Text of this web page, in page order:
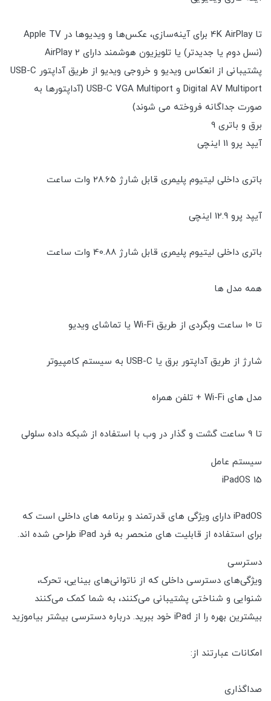
تا 4K AirPlay برای آینه‌سازی، عکس‌ها و ویدیوها در Apple TV
(نسل دوم یا جدیدتر) یا تلویزیون هوشمند دارای AirPlay 2
پشتیبانی از انعکاس ویدیو و خروجی ویدیو از طریق آداپتور USB-C
Digital AV Multiport و USB-C VGA Multiport (آداپتورها به
صورت جداگانه فروخته می شوند)
برق و باتری 9
آیپد پرو 11 اینچی
باتری داخلی لیتیوم پلیمری قابل شارژ 28.65 وات ساعت
آیپد پرو 12.9 اینچی
باتری داخلی لیتیوم پلیمری قابل شارژ 40.88 وات ساعت
همه مدل ها
تا 10 ساعت وبگردی از طریق Wi-Fi یا تماشای ویدیو
شارژ از طریق آداپتور برق یا USB-C به سیستم کامپیوتر
مدل های Wi-Fi + تلفن همراه
تا 9 ساعت گشت و گذار در وب با استفاده از شبکه داده سلولی
سیستم عامل
iPadOS 15
iPadOS دارای ویژگی های قدرتمند و برنامه های داخلی است که
برای استفاده از قابلیت های منحصر به فرد iPad طراحی شده اند.
دسترسی
ویژگی‌های دسترسی داخلی که از ناتوانی‌های بینایی، تحرک،
شنوایی و شناختی پشتیبانی می‌کنند، به شما کمک می‌کنند
بیشترین بهره را از iPad خود ببرید. درباره دسترسی بیشتر بیاموزید
امکانات عبارتند از:
صداگذاری